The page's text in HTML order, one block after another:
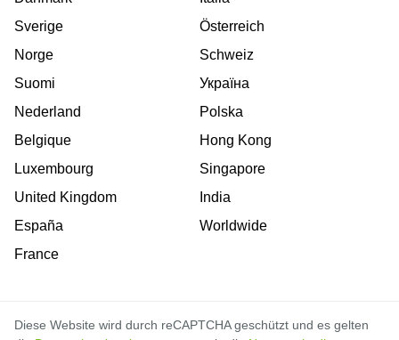
Sverige
Norge
Suomi
Nederland
Belgique
Luxembourg
United Kingdom
España
France
Österreich
Schweiz
Україна
Polska
Hong Kong
Singapore
India
Worldwide
Diese Website wird durch reCAPTCHA geschützt und es gelten